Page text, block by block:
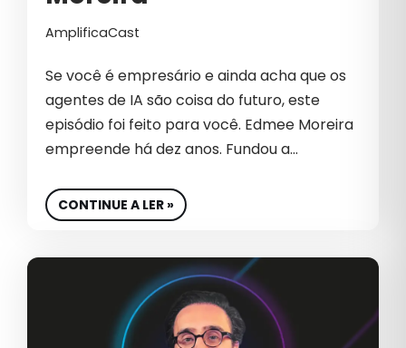
BIG DATA
BIOTECNOLOGIA
BRANDING
CAPTURA DE DEMANDA
CARREIRA
CASE DE SUCESSO
CEO
AmplificaCast
Se você é empresário e ainda acha que os
agentes de IA são coisa do futuro, este
episódio foi feito para você. Edmee Moreira
empreende há dez anos. Fundou a…
CONTINUE A LER »